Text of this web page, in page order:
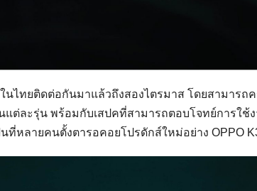
ไทยติดต่อกันมาแล้วถึงสองไตรมาส โดยสามารถค
ต่ละรุ่น พร้อมกับเสปคที่สามารถตอบโจทย์การใช้
ที่หลายคนตั้งตารอคอยโปรดักส์ใหม่อย่าง OPPO